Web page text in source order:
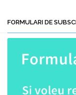
FORMULARI DE